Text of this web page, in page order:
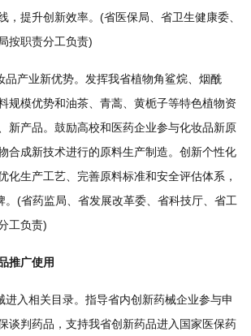
，提升创新效率。(省医保局、省卫生健康委、
按职责分工负责)
产业新优势。发挥我省植物角鲨烷、烟酰
规模优势和油茶、青蒿、黄栀子等特色植物资
新产品。鼓励高校和医药企业参与化妆品新原
合成新技术进行的原料生产制造。创新个性化
化生产工艺、完善原料标准和安全评估体系，
。(省药监局、省发展改革委、省科技厅、省工
工负责)
广使用
入相关目录。指导省内创新药械企业参与申
谈判药品，支持我省创新药品进入国家医保药